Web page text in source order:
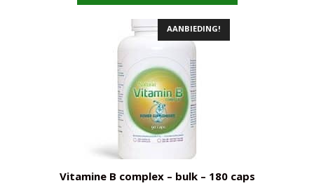
AANBIEDING!
Vitamine B complex – bulk – 180 caps